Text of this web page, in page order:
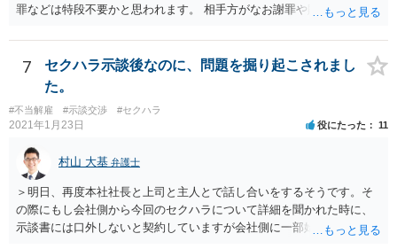
罪などは特段不要かと思われます。 相手方がなお謝罪や賠償を要求す
訴訟などによって債務不存在確認などを求めることも可能です。 相手
方の行為は、ご相談者様の名誉や名誉感情を損なう事項を第三者に通
知したものであり、社内でも共有されている実態を考えれば、金額の
多寡は別として、名誉毀損に基づく損害賠償請求などが成立する可能
性もあるかと思われます。 本件に対する対応ですが、そもそも根拠を
欠く主張であり、会社としても相手方の請求を取り合うつもり事態が
ない可能性もあるかと思われます。 こうした場合であれば、結局は相
手方として、言い分がなにも通らないまま、断念ををすることにな
り、ご相談者様も直接に問題のある人物と接触を持たずに済むかと思
いますので、必ずしも、ご相談者様がコストをかけて、相手方を責め
るまでをしなくともよいかとも考えられます。 もっとも、ご相談者様
として本件行動が納得できない場合には、コスト面も生じることから
7
セクハラ示談後なのに、問題を掘り起こされまし
た。
#不当解雇 #示談交渉 #セクハラ
2021年1月23日 役にたった 11
村山 大基 弁護士
＞明日、再度本社社長と上司と主人とで話し合いをするそうです。そ
の際にもし会社側から今回のセクハラについて詳細を聞かれた時に、
示談書には口外しないと契約していますが会社側に一部始終を話して